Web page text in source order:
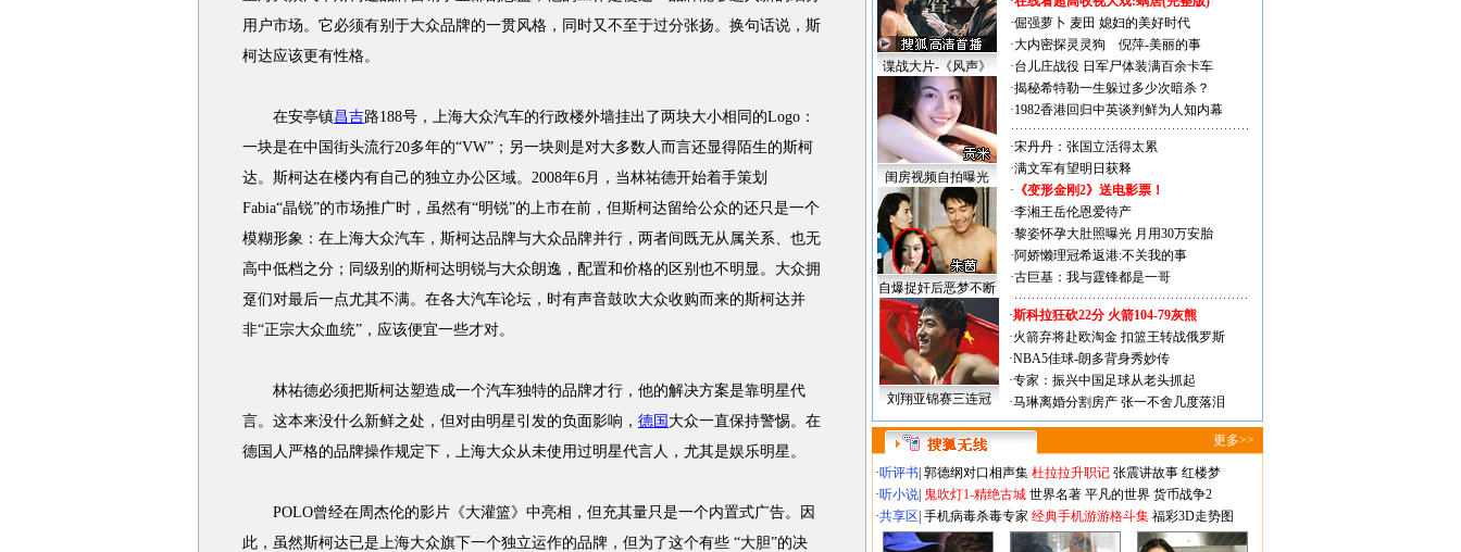
用户市场。它必须有别于大众品牌的一贯风格，同时又不至于过分张扬。换句话说，斯
柯达应该更有性格。
在安亭镇昌吉路188号，上海大众汽车的行政楼外墙挂出了两块大小相同的Logo：
一块是在中国街头流行20多年的“VW”；另一块则是对大多数人而言还显得陌生的斯柯
达。斯柯达在楼内有自己的独立办公区域。2008年6月，当林祐德开始着手策划
Fabia“晶锐”的市场推广时，虽然有“明锐”的上市在前，但斯柯达留给公众的还只是一个
模糊形象：在上海大众汽车，斯柯达品牌与大众品牌并行，两者间既无从属关系、也无
高中低档之分；同级别的斯柯达明锐与大众朗逸，配置和价格的区别也不明显。大众拥
趸们对最后一点尤其不满。在各大汽车论坛，时有声音鼓吹大众收购而来的斯柯达并
非“正宗大众血统”，应该便宜一些才对。
林祐德必须把斯柯达塑造成一个汽车独特的品牌才行，他的解决方案是靠明星代
言。这本来没什么新鲜之处，但对由明星引发的负面影响， 德国 大众一直保持警惕。在
德国人严格的品牌操作规定下，上海大众从未使用过明星代言人，尤其是娱乐明星。
POLO曾经在周杰伦的影片《大灌篮》中亮相，但充其量只是一个内置式广告。因
此，虽然斯柯达已是上海大众旗下一个独立运作的品牌，但为了这个有些 “大胆”的决
谍战大片-《风声》
闺房视频自拍曝光
自爆捉奸后恶梦不断
·倔强萝卜 麦田 媳妇的美好时代
·大内密探灵灵狗
倪萍-美丽的事
·台儿庄战役 日军尸体装满百余卡车
·揭秘希特勒一生躲过多少次暗杀？
·1982香港回归中英谈判鲜为人知内幕
·宋丹丹：张国立活得太累
·满文军有望明日获释
· 《变形金刚2》送电影票！
·李湘王岳伦恩爱待产
·黎姿怀孕大肚照曝光 月用30万安胎
·阿娇懒理冠希返港:不关我的事
·古巨基：我与霆锋都是一哥
刘翔亚锦赛三连冠
·斯科拉狂砍22分 火箭104-79灰熊
·火箭弃将赴欧淘金 扣篮王转战俄罗斯
·NBA5佳球-朗多背身秀妙传
·专家：振兴中国足球从老头抓起
·马琳离婚分割房产 张一不舍几度落泪
更多>>
·听评书 郭德纲对口相声集 杜拉拉升职记 张震讲故事 红楼梦
·听小说 鬼吹灯1-精绝古城 世界名著 平凡的世界 货币战争2
·共享区 手机病毒杀毒专家 经典手机游游格斗集 福彩3D走势图